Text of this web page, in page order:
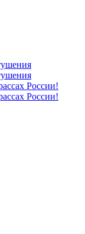
России!
России!